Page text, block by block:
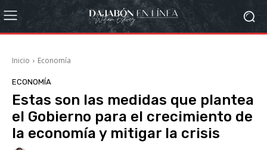
Inicio Economía
ECONOMÍA
Estas son las medidas que plantea
el Gobierno para el crecimiento de
la economía y mitigar la crisis